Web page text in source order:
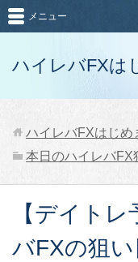
ハイレバFXは
メニュー
ハイレバFXはじめ
本日のハイレバFX
【デイト
バFXの狙い